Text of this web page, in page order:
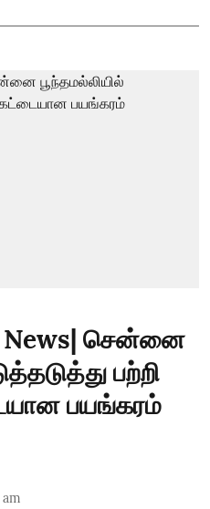
News| சென்னை
பற்றி
பயங்கரம்